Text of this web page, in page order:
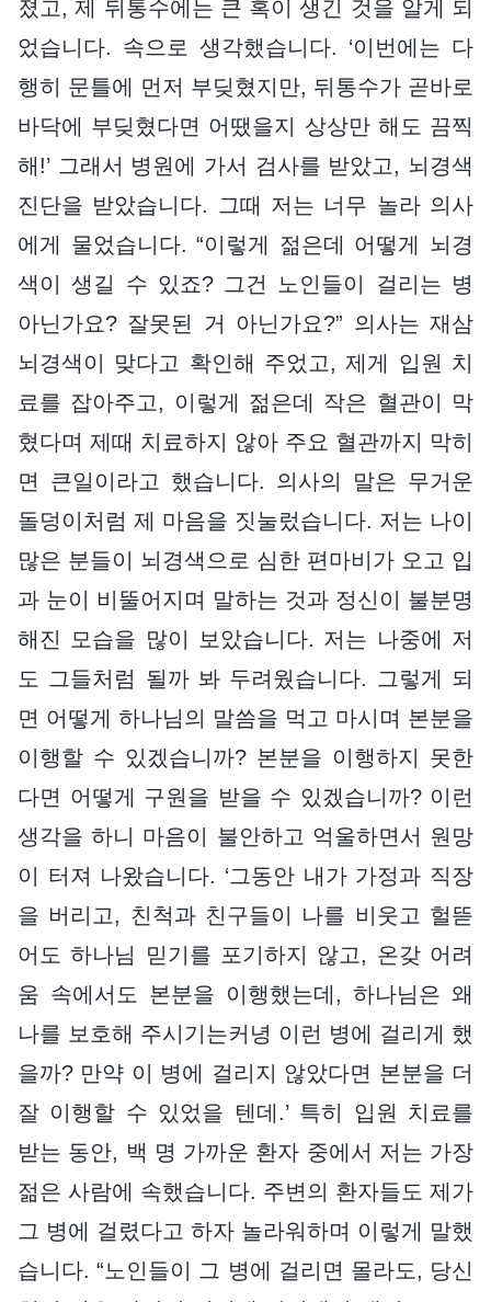
졌고, 제 뒤통수에는 큰 혹이 생긴 것을 알게 되
었습니다. 속으로 생각했습니다. ‘이번에는 다
행히 문틀에 먼저 부딪혔지만, 뒤통수가 곧바로
바닥에 부딪혔다면 어땠을지 상상만 해도 끔찍
해!’ 그래서 병원에 가서 검사를 받았고, 뇌경색
진단을 받았습니다. 그때 저는 너무 놀라 의사
에게 물었습니다. “이렇게 젊은데 어떻게 뇌경
색이 생길 수 있죠? 그건 노인들이 걸리는 병
아닌가요? 잘못된 거 아닌가요?” 의사는 재삼
뇌경색이 맞다고 확인해 주었고, 제게 입원 치
료를 잡아주고, 이렇게 젊은데 작은 혈관이 막
혔다며 제때 치료하지 않아 주요 혈관까지 막히
면 큰일이라고 했습니다. 의사의 말은 무거운
돌덩이처럼 제 마음을 짓눌렀습니다. 저는 나이
많은 분들이 뇌경색으로 심한 편마비가 오고 입
과 눈이 비뚤어지며 말하는 것과 정신이 불분명
해진 모습을 많이 보았습니다. 저는 나중에 저
도 그들처럼 될까 봐 두려웠습니다. 그렇게 되
면 어떻게 하나님의 말씀을 먹고 마시며 본분을
이행할 수 있겠습니까? 본분을 이행하지 못한
다면 어떻게 구원을 받을 수 있겠습니까? 이런
생각을 하니 마음이 불안하고 억울하면서 원망
이 터져 나왔습니다. ‘그동안 내가 가정과 직장
을 버리고, 친척과 친구들이 나를 비웃고 헐뜯
어도 하나님 믿기를 포기하지 않고, 온갖 어려
움 속에서도 본분을 이행했는데, 하나님은 왜
나를 보호해 주시기는커녕 이런 병에 걸리게 했
을까? 만약 이 병에 걸리지 않았다면 본분을 더
잘 이행할 수 있었을 텐데.’ 특히 입원 치료를
받는 동안, 백 명 가까운 환자 중에서 저는 가장
젊은 사람에 속했습니다. 주변의 환자들도 제가
그 병에 걸렸다고 하자 놀라워하며 이렇게 말했
습니다. “노인들이 그 병에 걸리면 몰라도, 당신